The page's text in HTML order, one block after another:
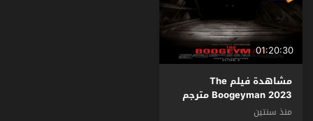
01:20:30
مشاهدة فيلم The
Boogeyman 2023 مترجم
منذ سنتين